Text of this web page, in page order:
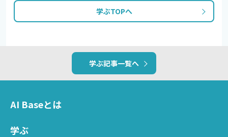
学ぶTOPへ
学ぶ記事一覧へ
AI Baseとは
学ぶ